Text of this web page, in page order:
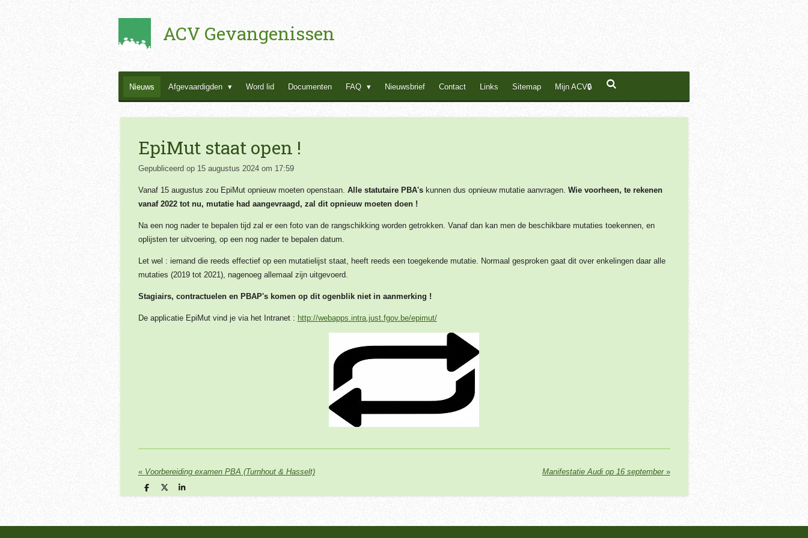
ACV Gevangenissen
Nieuws Afgevaardigden Word lid Documenten FAQ Nieuwsbrief Contact Links Sitemap Mijn ACV🔒
EpiMut staat open !
Gepubliceerd op 15 augustus 2024 om 17:59
Vanaf 15 augustus zou EpiMut opnieuw moeten openstaan. Alle statutaire PBA'skunnen dus opnieuw mutatie aanvragen. Wie voorheen, te rekenen
vanaf 2022 tot nu, mutatie had aangevraagd, zal dit opnieuw moeten doen !
Na een nog nader te bepalen tijd zal er een foto van de rangschikking worden getrokken. Vanaf dan kan men de beschikbare mutaties toekennen, en
oplijsten ter uitvoering, op een nog nader te bepalen datum.
Let wel : iemand die reeds effectief op een mutatielijst staat, heeft reeds een toegekende mutatie. Normaal gesproken gaat dit over enkelingen daar alle
mutaties (2019 tot 2021), nagenoeg allemaal zijn uitgevoerd.
Stagiairs, contractuelen en PBAP's komen op dit ogenblik niet in aanmerking !
De applicatie EpiMut vind je via het Intranet : http://webapps.intra.just.fgov.be/epimut/
« Voorbereiding examen PBA (Turnhout & Hasselt) Manifestatie Audi op 16 september»
D
e
D
e
S
h